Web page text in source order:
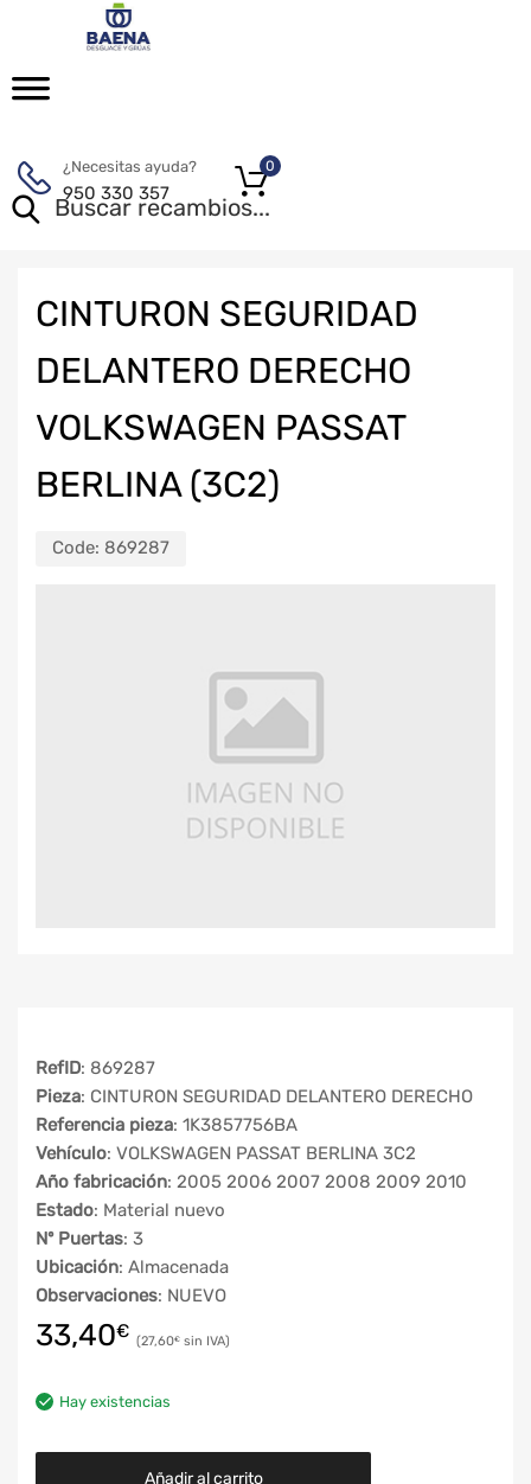
¿Necesitas ayuda?
950 330 357
0
CINTURON SEGURIDAD
DELANTERO DERECHO
VOLKSWAGEN PASSAT
BERLINA (3C2)
Code: 869287
RefID: 869287
Pieza: CINTURON SEGURIDAD DELANTERO DERECHO
Referencia pieza: 1K3857756BA
Vehículo: VOLKSWAGEN PASSAT BERLINA 3C2
Año fabricación: 2005 2006 2007 2008 2009 2010
Estado: Material nuevo
Nº Puertas: 3
Ubicación: Almacenada
Observaciones: NUEVO
33,40€ 27,60€
Hay existencias
Añadir al carrito